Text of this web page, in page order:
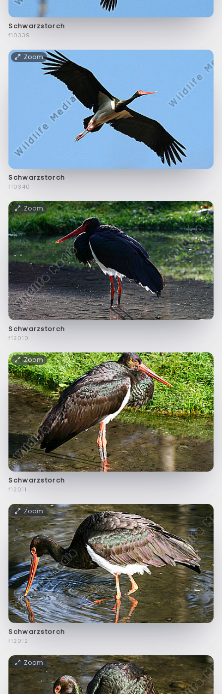
Schwarzstorch
f10339
Zoom
Schwarzstorch
f10340
Zoom
Schwarzstorch
f12010
Zoom
Schwarzstorch
f12011
Zoom
Schwarzstorch
f12012
Zoom